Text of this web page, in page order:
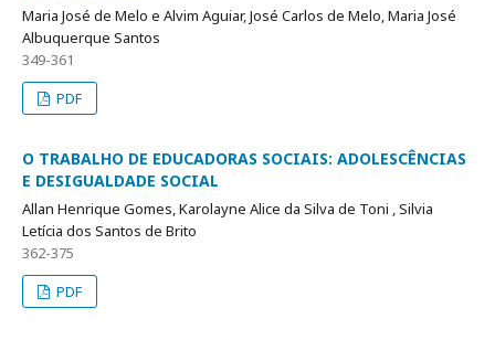
Maria José de Melo e Alvim Aguiar, José Carlos de Melo, Maria José
Albuquerque Santos
349-361
PDF
O TRABALHO DE EDUCADORAS SOCIAIS: ADOLESCÊNCIAS
E DESIGUALDADE SOCIAL
Allan Henrique Gomes, Karolayne Alice da Silva de Toni , Silvia
Letícia dos Santos de Brito
362-375
PDF